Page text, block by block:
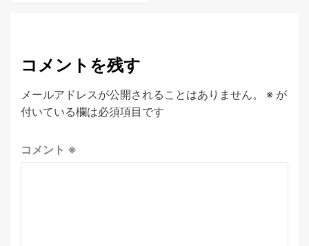
コメントを残す
メールアドレスが公開されることはありません。 ※ が
付いている欄は必須項目です
コメント ※